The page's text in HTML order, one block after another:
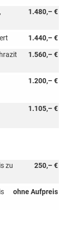
1.480,– €
1.440,– €
1.560,– €
1.200,– €
1.105,– €
250,– €
zu
ohne Aufpreis